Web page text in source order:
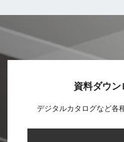
資料ダウン
デジタルカタログなど各